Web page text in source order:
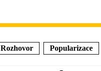
Rozhovor Popularizace